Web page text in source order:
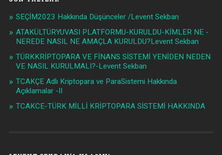
SEÇİM2023 Hakkında Düşünceler /Levent Sekban
ATAKÜLTÜRYUVASI PLATFORMU-KURULDU-KİMLER NE -
NEREDE NASIL NE AMAÇLA KURULDU?Levent Sekban
TÜRKKRİPTOPARA VE FİNANS SİSTEMİ YENİDEN NEDEN
VE NASIL KURULMALI?-Levent Sekban
TCAKÇE Adlı Kriptopara ve ParaSistemi Hakkında
Açıklamalar -II
TCAKCE-TÜRK MİLLİ KRİPTOPARA SİSTEMİ HAKKINDA